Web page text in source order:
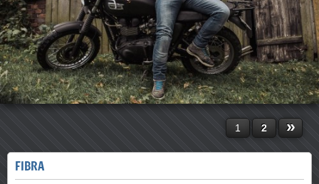
1 2 »
FIBRA